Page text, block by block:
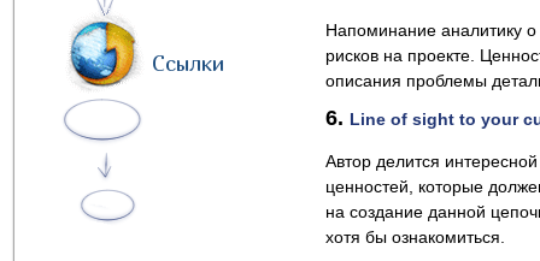
Ссылки
Напоминание аналитику
рисков на проекте.
описания проблемы
6. Line of sight to your
Автор делится
ценностей, которые
на создание данной
хотя бы ознакомиться.